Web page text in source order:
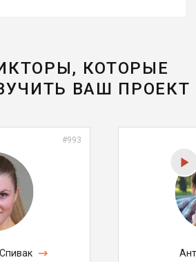
КОТОРЫЕ
ВАШ ПРОЕКТ
#993